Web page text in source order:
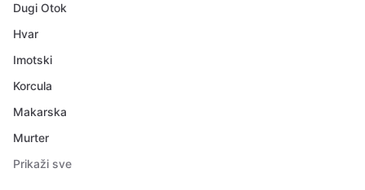
Dugi Otok
Hvar
Imotski
Korcula
Makarska
Murter
Prikaži sve